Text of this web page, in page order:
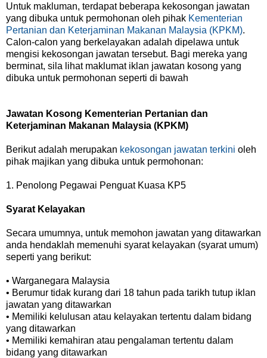
Untuk makluman, terdapat beberapa kekosongan jawatan
yang dibuka untuk permohonan oleh pihak Kementerian
Pertanian dan Keterjaminan Makanan Malaysia (KPKM).
Calon-calon yang berkelayakan adalah dipelawa untuk
mengisi kekosongan jawatan tersebut. Bagi mereka yang
berminat, sila lihat maklumat iklan jawatan kosong yang
dibuka untuk permohonan seperti di bawah
Jawatan Kosong Kementerian Pertanian dan
Keterjaminan Makanan Malaysia (KPKM)
Berikut adalah merupakan kekosongan jawatan terkini oleh
pihak majikan yang dibuka untuk permohonan:
1. Penolong Pegawai Penguat Kuasa KP5
Syarat Kelayakan
Secara umumnya, untuk memohon jawatan yang ditawarkan
anda hendaklah memenuhi syarat kelayakan (syarat umum)
seperti yang berikut:
• Warganegara Malaysia
• Berumur tidak kurang dari 18 tahun pada tarikh tutup iklan
jawatan yang ditawarkan
• Memiliki kelulusan atau kelayakan tertentu dalam bidang
yang ditawarkan
• Memiliki kemahiran atau pengalaman tertentu dalam
bidang yang ditawarkan